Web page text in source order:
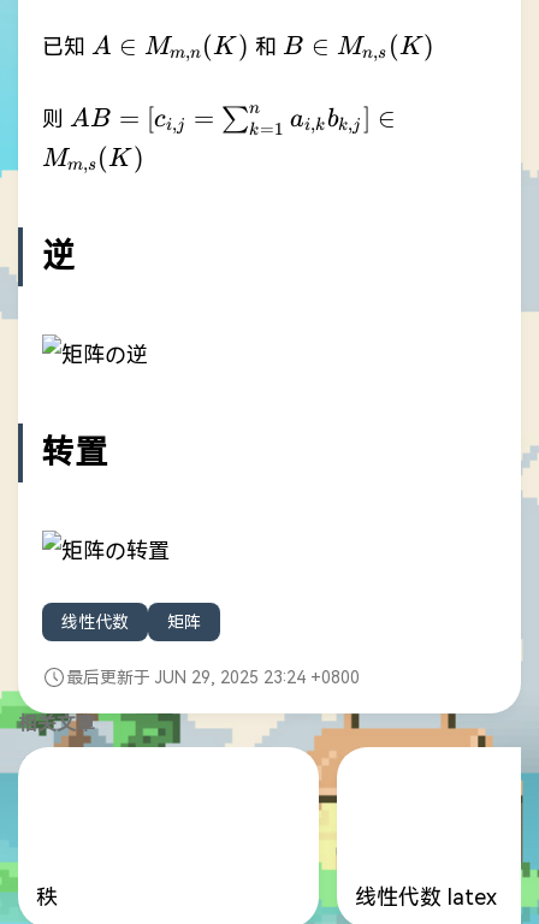
已知 A\in
(K)
A ∈ Mm,n (K ) 和 B\in
B ∈ Mn,s (K)
则
AB=\left[
c_{i,j}=\sum_{k=1}^{n}
a_{i,k}b_{k,j} \right] \in
AB = [ci,j = ∑k=1
n ai,k bk,j ] ∈
Mm,s (K )
逆
转置
线性代数 矩阵
最后更新于 JUN 29, 2025 23:24 +0800
相关文章
秩 线性代数 latex